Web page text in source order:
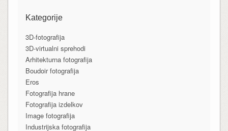
Kategorije
3D-fotografija
3D-virtualni sprehodi
Arhitekturna fotografija
Boudoir fotografija
Eros
Fotografija hrane
Fotografija izdelkov
Image fotografija
Industrijska fotografija